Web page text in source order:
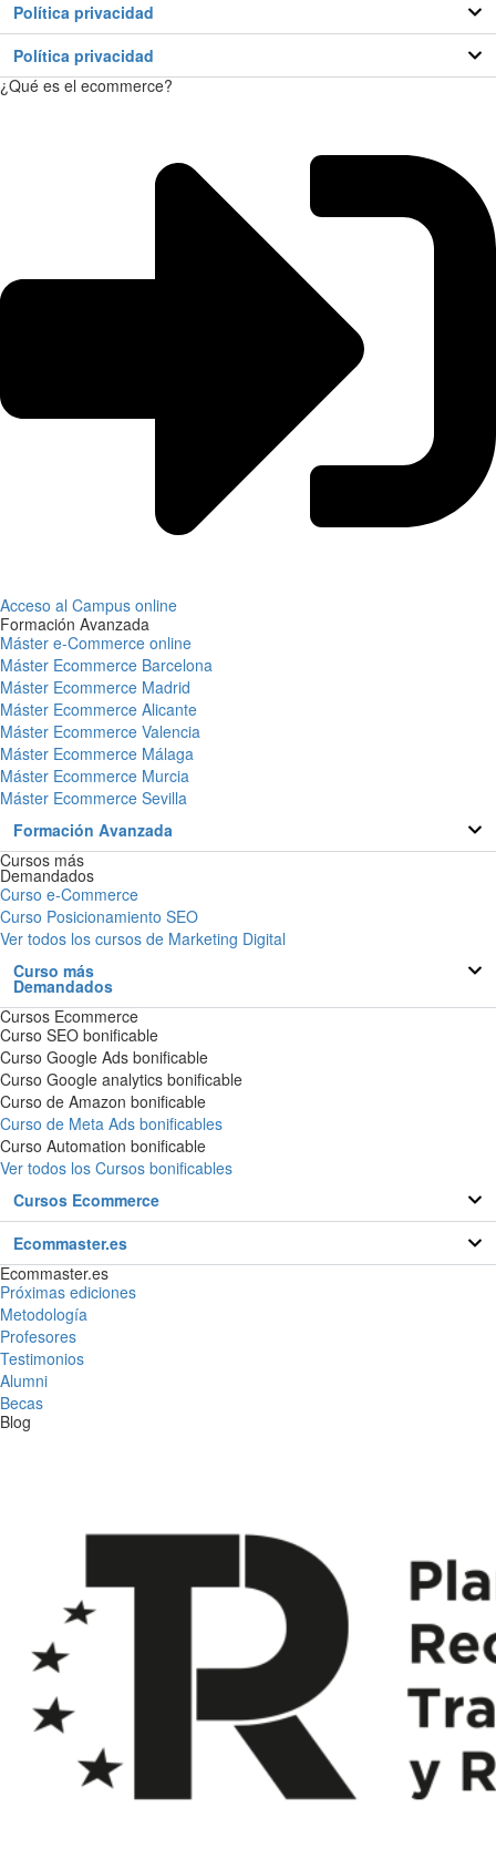
Política privacidad
Política privacidad
¿Qué es el ecommerce?
Acceso al Campus online
Formación Avanzada
Máster e-Commerce online
Máster Ecommerce Barcelona
Máster Ecommerce Madrid
Máster Ecommerce Alicante
Máster Ecommerce Valencia
Máster Ecommerce Málaga
Máster Ecommerce Murcia
Máster Ecommerce Sevilla
Formación Avanzada
Cursos más
Demandados
Curso e-Commerce
Curso Posicionamiento SEO
Ver todos los cursos de Marketing Digital
Curso más
Demandados
Cursos Ecommerce
Curso SEO bonificable
Curso Google Ads bonificable
Curso Google analytics bonificable
Curso de Amazon bonificable
Curso de Meta Ads bonificables
Curso Automation bonificable
Ver todos los Cursos bonificables
Cursos Ecommerce
Ecommaster.es
Ecommaster.es
Próximas ediciones
Metodología
Profesores
Testimonios
Alumni
Becas
Blog